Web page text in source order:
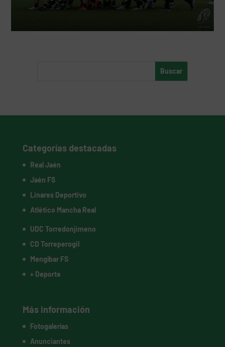
Categorías destacadas
Real Jaén
Jaén FS
Linares Deportivo
Atlético Mancha Real
UDC Torredonjimeno
CD Torreperogil
Mengíbar FS
+ Deporte
Más información
Fotogalerías
Anunciantes